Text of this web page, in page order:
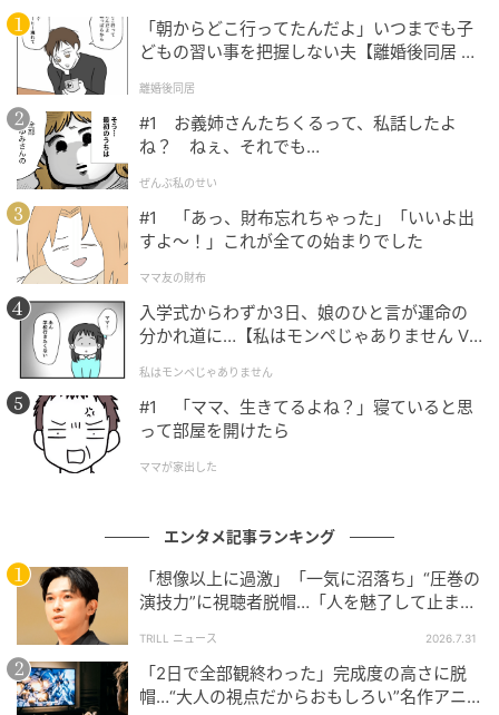
たさ」に魅了されました。
そんなお客さんの存在もあり、多少の温度調整はした
ものの岡村さんは「アツアツ・キンキン」を維持する
ことに。業者のミスから生まれた偶然のセッティング
は、いつしかオールドルーキーサウナ最大の強みへと
変わっていったのでした。
業者のミスという偶然が、唯一無二のサウナ
を生み出した
足の裏が火傷するほどの熱さも、5度の水風呂も、すべ
ては偶然から始まりました。しかしその偶然を強みに
変えた岡村さんの判断は素晴らしいものでしたね！
熱狂的なファンに支えられたオールドルーキーサウナ
ブランドとなっています。
アルコ&ピースの#文化人が1番やばい〜Produced by
しくじり先生〜【テレビ朝日】
【中卒覚醒】2006年、ITで最年少上場した男 岡村陽久
の人生！なぜ今、サウナ店長に？社員0人で200店舗展
「朝からどこ行ってたんだよ」いつまでも子
どもの習い事を把握しない夫【離婚後同居 Vo
離婚後同居
#1 お義姉さんたちくるって、私話したよ
ね？ ねぇ、それでも…
ぜんぶ私のせい
#1 「あっ、財布忘れちゃった」「いいよ出
すよ〜！」これが全ての始まりでした
ママ友の財布
入学式からわずか3日、娘のひと言が運命の
分かれ道に…【私はモンペじゃありません Vo
私はモンペじゃありません
#1 「ママ、生きてるよね？」寝ていると思
って部屋を開けたら
ママが家出した
エンタメ記事ランキング
「想像以上に過激」「一気に沼落ち」“圧巻の
演技力”に視聴者脱帽…「人を魅了して止まな
TRILL ニュース 2026.7.31
「2日で全部観終わった」完成度の高さに脱
帽…“大人の視点だからおもしろい”名作アニ